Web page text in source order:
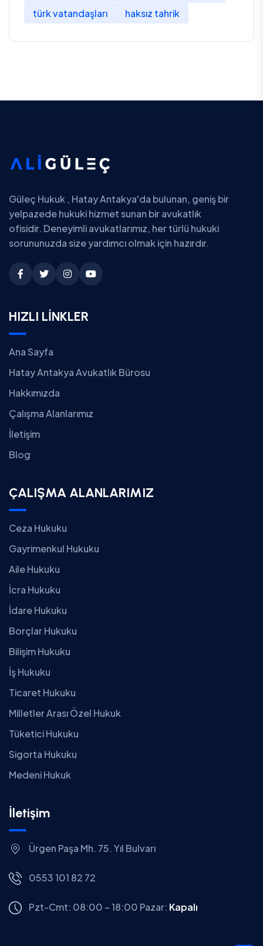
türk vatandaşları
haksız tahrik
Güleç Hukuk , Hatay Antakya'da bulunan, geniş bir
yelpazede hukuki hizmet sunan bir avukatlık
ofisidir. Deneyimli avukatlarımız, her türlü hukuki
sorununuzda size yardımcı olmak için hazırdır.
HIZLI LİNKLER
Ana Sayfa
Hatay Antakya Avukatlık Bürosu
Hakkımızda
Çalışma Alanlarımız
İletişim
Blog
ÇALIŞMA ALANLARIMIZ
Ceza Hukuku
Gayrimenkul Hukuku
Aile Hukuku
İcra Hukuku
İdare Hukuku
Borçlar Hukuku
Bilişim Hukuku
İş Hukuku
Ticaret Hukuku
Milletler Arası Özel Hukuk
Tüketici Hukuku
Sigorta Hukuku
Medeni Hukuk
İletişim
Ürgen Paşa Mh. 75. Yıl Bulvarı
0553 101 82 72
Pzt-Cmt: 08:00 – 18:00 Pazar: Kapalı